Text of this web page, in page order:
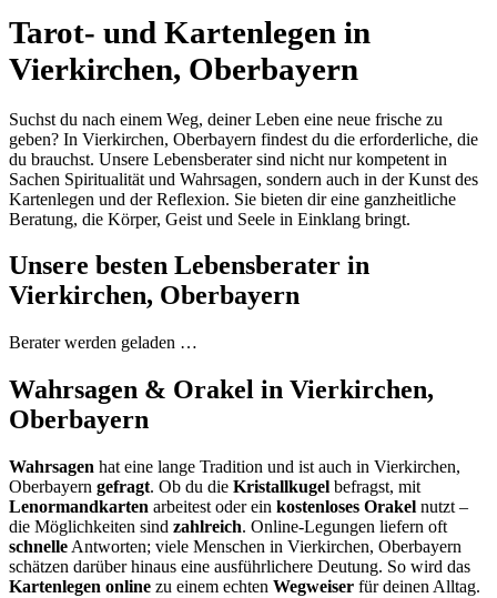
Tarot- und Kartenlegen in
Vierkirchen, Oberbayern
Suchst du nach einem Weg, deiner Leben eine neue frische zu
geben? In Vierkirchen, Oberbayern findest du die erforderliche, die
du brauchst. Unsere Lebensberater sind nicht nur kompetent in
Sachen Spiritualität und Wahrsagen, sondern auch in der Kunst des
Kartenlegen und der Reflexion. Sie bieten dir eine ganzheitliche
Beratung, die Körper, Geist und Seele in Einklang bringt.
Unsere besten Lebensberater in
Vierkirchen, Oberbayern
Berater werden geladen …
Wahrsagen & Orakel in Vierkirchen,
Oberbayern
Wahrsagen hat eine lange Tradition und ist auch in Vierkirchen,
Oberbayern gefragt. Ob du die Kristallkugel befragst, mit
Lenormandkarten arbeitest oder ein kostenloses Orakel nutzt –
die Möglichkeiten sind zahlreich. Online-Legungen liefern oft
schnelle Antworten; viele Menschen in Vierkirchen, Oberbayern
schätzen darüber hinaus eine ausführlichere Deutung. So wird das
Kartenlegen online zu einem echten Wegweiser für deinen Alltag.